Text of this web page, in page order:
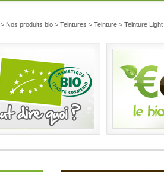
> Nos produits bio > Teintures > Teinture > Teinture